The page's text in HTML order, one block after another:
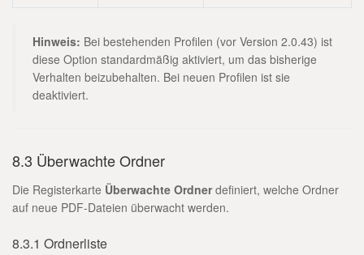
Hinweis: Bei bestehenden Profilen (vor Version 2.0.43) ist
diese Option standardmäßig aktiviert, um das bisherige
Verhalten beizubehalten. Bei neuen Profilen ist sie
deaktiviert.
8.3 Überwachte Ordner
Die Registerkarte Überwachte Ordnerdefiniert, welche Ordner
auf neue PDF-Dateien überwacht werden.
8.3.1 Ordnerliste